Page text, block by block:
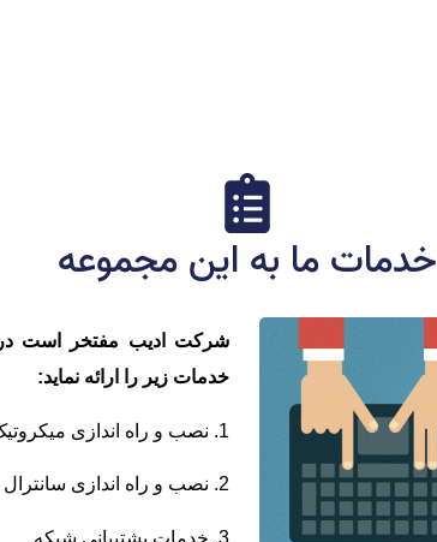
خدمات ما به این مجموعه
شرکت ادیب مفتخر است
خدمات زیر را ارائه نماید:
1. نصب و راه اندازی میکروتیک
2. نصب و راه اندازی سانترال
3. خدمات پشتیبانی شبکه